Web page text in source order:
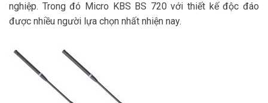
nghiệp. Trong đó Micro KBS BS 720 với thiết kế độc đáo
được nhiều người lựa chọn nhất nhiện nay.